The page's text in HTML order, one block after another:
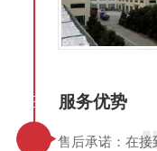
03 服务优势
售后承诺：在接